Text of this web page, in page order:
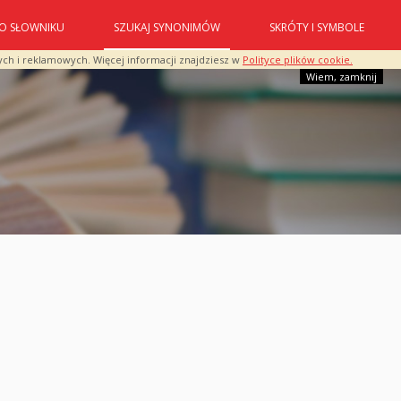
i reklamowych. Więcej informacji znajdziesz w Polityce plików cookie.
Wiem, zamknij
O SŁOWNIKU SZUKAJ SYNONIMÓW SKRÓTY I SYMBOLE